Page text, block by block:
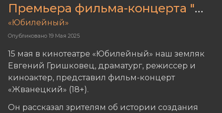
Премьера фильма-концерта "Жванецкий"
Опубликовано 19 Мая 2025
«Юбилейный»
15 мая в кинотеатре «Юбилейный» наш земляк
Евгений Гришковец, драматург, режиссер и
киноактер, представил фильм-концерт
«Жванецкий» (18+).
Он рассказал зрителям об истории создания